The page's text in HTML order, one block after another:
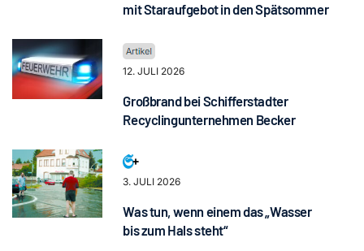
mit Staraufgebot in den Spätsommer
12. JULI 2026
Großbrand bei Schifferstadter
Recyclingunternehmen Becker
3. JULI 2026
Was tun, wenn einem das „Wasser
bis zum Hals steht“